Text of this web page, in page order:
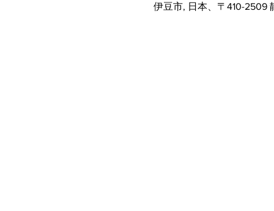
伊豆市, 日本、〒410-2509